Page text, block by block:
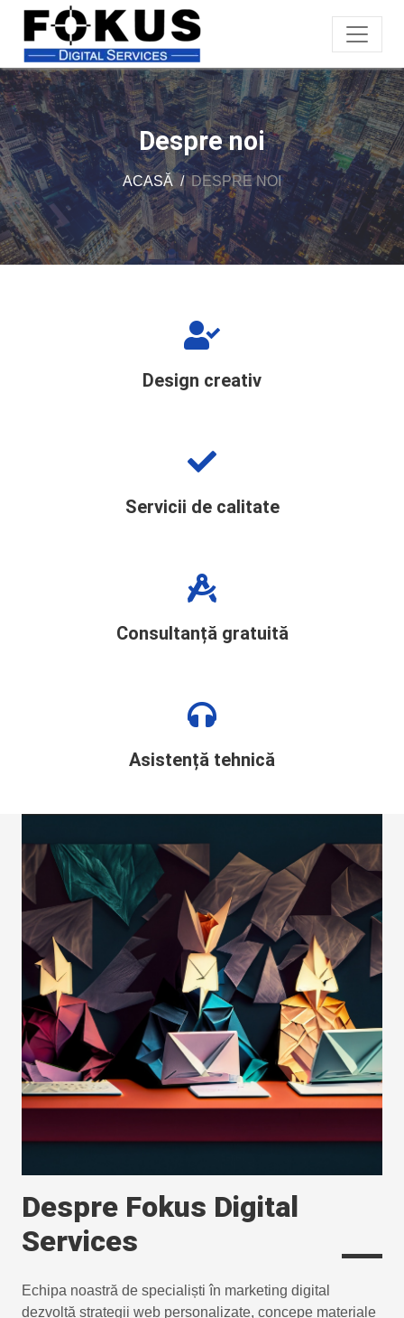
Despre noi
ACASĂ DESPRE NOI
Design creativ
Servicii de calitate
Consultanță gratuită
Asistență tehnică
Despre Fokus Digital
Services
Echipa noastră de specialiști în marketing digital
dezvoltă strategii web personalizate, concepe materiale